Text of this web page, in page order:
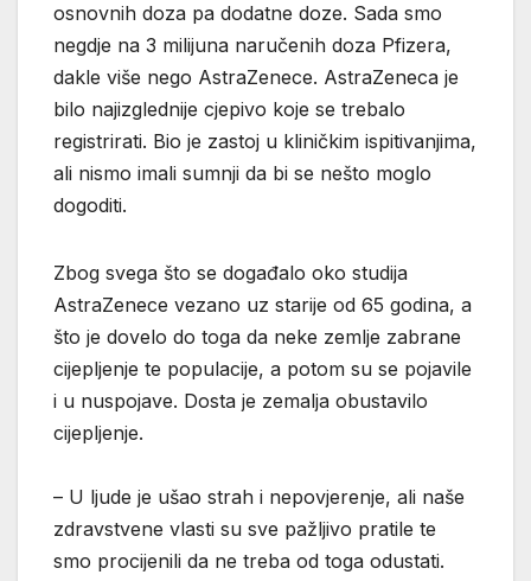
osnovnih doza pa dodatne doze. Sada smo
negdje na 3 milijuna naručenih doza Pfizera,
dakle više nego AstraZenece. AstraZeneca je
bilo najizglednije cjepivo koje se trebalo
registrirati. Bio je zastoj u kliničkim ispitivanjima,
ali nismo imali sumnji da bi se nešto moglo
dogoditi.
Zbog svega što se događalo oko studija
AstraZenece vezano uz starije od 65 godina, a
što je dovelo do toga da neke zemlje zabrane
cijepljenje te populacije, a potom su se pojavile
i u nuspojave. Dosta je zemalja obustavilo
cijepljenje.
– U ljude je ušao strah i nepovjerenje, ali naše
zdravstvene vlasti su sve pažljivo pratile te
smo procijenili da ne treba od toga odustati.